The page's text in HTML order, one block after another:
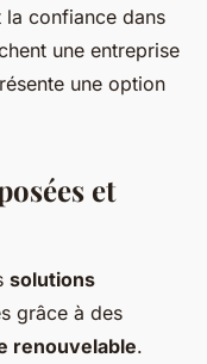
confiance dans
une entreprise
une option
et
solutions
grâce à des
renouvelable.